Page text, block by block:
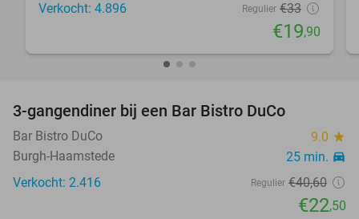
Verkocht: 4.896 Regulier €33
€19,90
3-gangendiner bij een Bar Bistro DuCo
Bar Bistro DuCo 9.0 star
Burgh-Haamstede 25 min. directions_car
Verkocht: 2.416 Regulier €40,60
€22,50